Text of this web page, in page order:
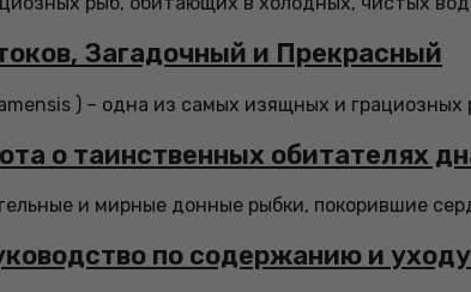
Загадочный и Прекрасный
) – одна из самых изящных и
о таинственных обитателях
и мирные донные рыбки, покорившие
по содержанию и